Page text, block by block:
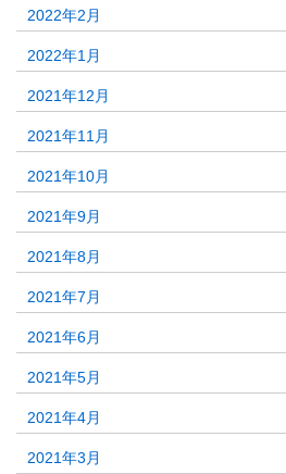
2022年2月
2022年1月
2021年12月
2021年11月
2021年10月
2021年9月
2021年8月
2021年7月
2021年6月
2021年5月
2021年4月
2021年3月